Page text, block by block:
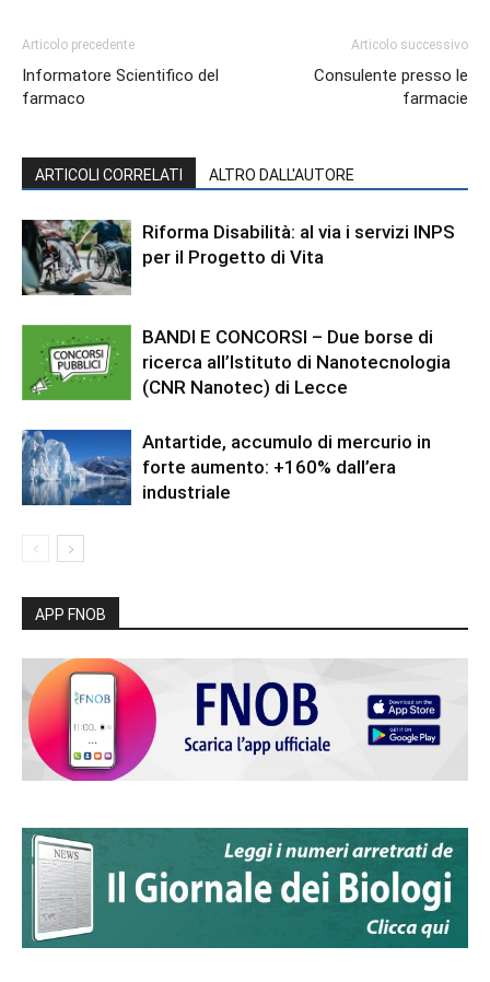
Articolo precedente
Informatore Scientifico del
farmaco
Articolo successivo
Consulente presso le
farmacie
ARTICOLI CORRELATI ALTRO DALL'AUTORE
Riforma Disabilità: al via i servizi INPS
per il Progetto di Vita
BANDI E CONCORSI – Due borse di
ricerca all’Istituto di Nanotecnologia
(CNR Nanotec) di Lecce
Antartide, accumulo di mercurio in
forte aumento: +160% dall’era
industriale
APP FNOB